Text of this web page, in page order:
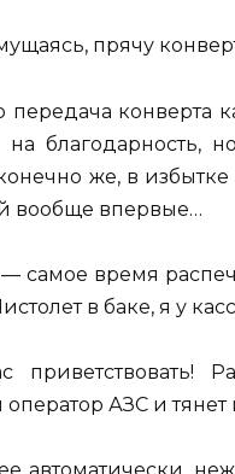
прячу
передача конверта
на благодарность,
же, в
вообще впервые…
самое время
в баке, я у
АЗС и тянет